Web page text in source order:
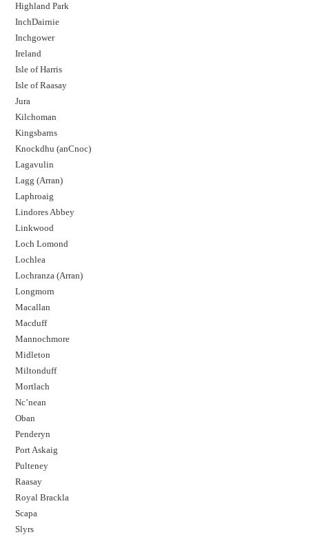
Highland Park
InchDairnie
Inchgower
Ireland
Isle of Harris
Isle of Raasay
Jura
Kilchoman
Kingsbarns
Knockdhu (anCnoc)
Lagavulin
Lagg (Arran)
Laphroaig
Lindores Abbey
Linkwood
Loch Lomond
Lochlea
Lochranza (Arran)
Longmorn
Macallan
Macduff
Mannochmore
Midleton
Miltonduff
Mortlach
Nc’nean
Oban
Penderyn
Port Askaig
Pulteney
Raasay
Royal Brackla
Scapa
Slyrs